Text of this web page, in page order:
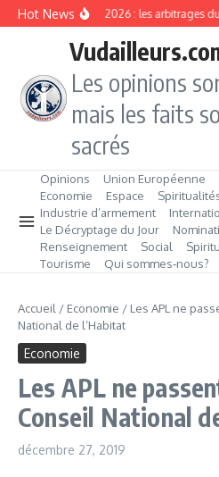
Aller au contenu
Hot NewsRentrée 2026 : les arbitrages
Les opinions
mais les faits
sacrés
Opinions Union Européenne
Economie
Espace
Industrie d’armement
Le Décryptage du Jour
Renseignement
Social
Tourisme
Qui sommes‑nous?
Accueil / Economie / Les APL ne
National de l’Habitat
Economie
Les APL ne
Conseil National
décembre 27, 2019